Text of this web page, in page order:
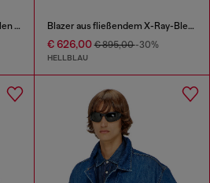
Denim-Truckerjacke mit tonalen Lederbesätzen Blazer aus fließendem X-Ray-Bleach-Denim
€ 626,00€ 895,00-30%
HELLBLAU